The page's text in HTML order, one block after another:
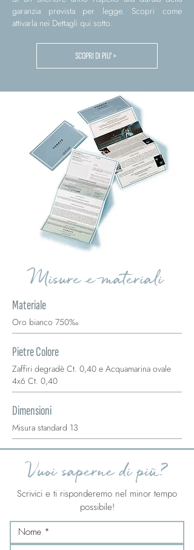
garanzia prevista per legge. Scopri come
attivarla nei Dettagli qui sotto.
SCOPRI DI PIU' >
Misure e materiali
Materiale
Oro bianco 750‰
Pietre Colore
Zaffiri degradè Ct. 0,40 e Acquamarina ovale
4x6 Ct. 0,40
Dimensioni
Misura standard 13
Vuoi saperne di più?
Scrivici e ti risponderemo nel minor tempo
possibile!